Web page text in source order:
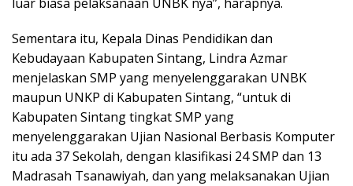
Sementara itu, Kepala Dinas Pendidikan dan
Kebudayaan Kabupaten Sintang, Lindra Azmar
menjelaskan SMP yang menyelenggarakan UNBK
maupun UNKP di Kabupaten Sintang, “untuk di
Kabupaten Sintang tingkat SMP yang
menyelenggarakan Ujian Nasional Berbasis Komputer
itu ada 37 Sekolah, dengan klasifikasi 24 SMP dan 13
Madrasah Tsanawiyah, dan yang melaksanakan Ujian